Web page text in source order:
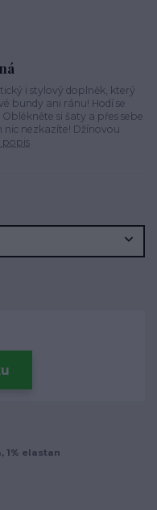
i stylový doplněk, který
bundy ani ránu! Hodí se
si šaty a přes sebe
nezkazíte! Džínovou
popis
1% elastan